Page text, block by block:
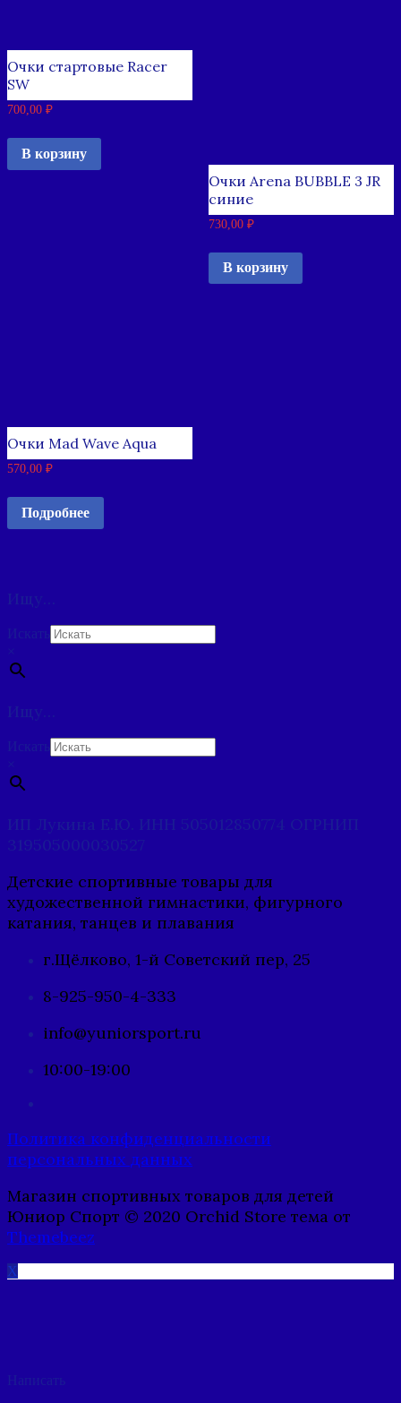
Очки стартовые Racer
SW
700,00 ₽
В корзину
Очки Arena BUBBLE 3 JR
синие
730,00 ₽
В корзину
Очки Mad Wave Aqua
570,00 ₽
Подробнее
Ищу…
Искать
×
Ищу…
Искать
×
ИП Лукина Е.Ю. ИНН 505012850774 ОГРНИП
319505000030527
Детские спортивные товары для
художественной гимнастики, фигурного
катания, танцев и плавания
г.Щёлково, 1-й Советский пер, 25
8-925-950-4-333
info@yuniorsport.ru
10:00-19:00
Политика конфиденциальности
персональных данных
Магазин спортивных товаров для детей
Юниор Спорт © 2020 Orchid Store тема от
Themebeez
X
Написать